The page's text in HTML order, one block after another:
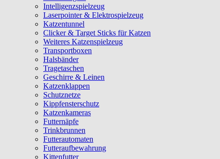
Intelligenzspielzeug
Laserpointer & Elektrospielzeug
Katzentunnel
Clicker & Target Sticks für Katzen
Weiteres Katzenspielzeug
Transportboxen
Halsbänder
Tragetaschen
Geschirre & Leinen
Katzenklappen
Schutznetze
Kippfensterschutz
Katzenkameras
Futternäpfe
Trinkbrunnen
Futterautomaten
Futteraufbewahrung
Kittenfutter